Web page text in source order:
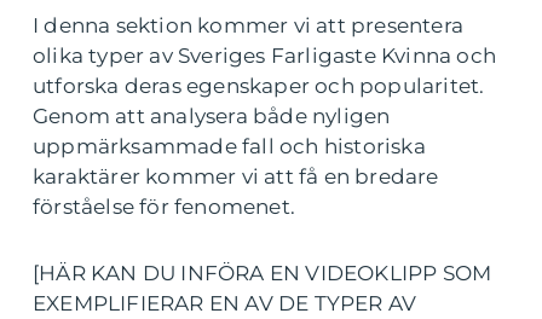
I denna sektion kommer vi att presentera
olika typer av Sveriges Farligaste Kvinna och
utforska deras egenskaper och popularitet.
Genom att analysera både nyligen
uppmärksammade fall och historiska
karaktärer kommer vi att få en bredare
förståelse för fenomenet.
[HÄR KAN DU INFÖRA EN VIDEOKLIPP SOM
EXEMPLIFIERAR EN AV DE TYPER AV